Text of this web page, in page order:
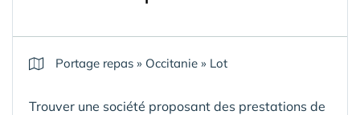
Portage repas » Occitanie » Lot
Trouver une société proposant des prestations de